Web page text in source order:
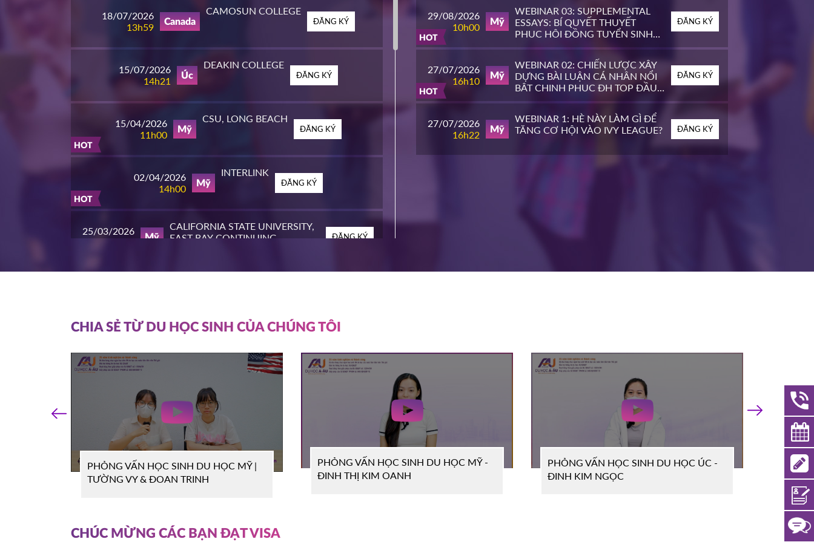
XEM THÊM XEM THÊM
18/07/2026
13h59
Canada
CAMOSUN COLLEGE
ĐĂNG KÝ
15/07/2026
14h21
Úc
DEAKIN COLLEGE
ĐĂNG KÝ
HOT
15/04/2026
11h00
Mỹ
CSU, LONG BEACH
ĐĂNG KÝ
HOT
02/04/2026
14h00
Mỹ
INTERLINK
ĐĂNG KÝ
25/03/2026
10h00
Mỹ
CALIFORNIA STATE UNIVERSITY,
EAST BAY CONTINUING
ĐĂNG KÝ
HOT
16h00
WHATCOM COMMUNITY
11/03/2026
11h00
Canada
NIAGARA COLLEGE
HOT
10/03/2026
14h00
Mỹ
SOUTHEAST MISSOURI STATE
UNIVERSITY
HOT
29/08/2026
10h00
Mỹ
WEBINAR 03: SUPPLEMENTAL
ESSAYS: BÍ QUYẾT THUYẾT
PHỤC HỘI ĐỒNG TUYỂN SINH
ĐH TOP ĐẦU MỸ
ĐĂNG KÝ
HOT
27/07/2026
16h10
Mỹ
WEBINAR 02: CHIẾN LƯỢC XÂY
DỰNG BÀI LUẬN CÁ NHÂN NỔI
BẬT CHINH PHỤC ĐH TOP ĐẦU
MỸ
ĐĂNG KÝ
27/07/2026
16h22
Mỹ
WEBINAR 1: HÈ NÀY LÀM GÌ ĐỂ
TĂNG CƠ HỘI VÀO IVY LEAGUE?
ĐĂNG KÝ
CHIA SẺ TỪ DU HỌC SINH CỦA CHÚNG TÔI
PHỎNG VẤN HỌC SINH DU HỌC MỸ |
TƯỜNG VY & ĐOAN TRINH
PHỎNG VẤN HỌC SINH DU HỌC MỸ -
ĐINH THỊ KIM OANH
PHỎNG VẤN HỌC SINH DU HỌC ÚC -
ĐINH KIM NGỌC
LÊ
‹
›
CHÚC MỪNG CÁC BẠN ĐẠT VISA